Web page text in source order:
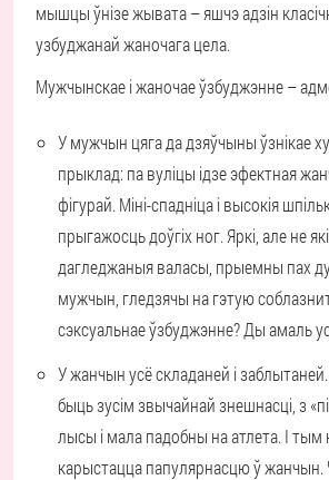
мышцы ўнізе жывата – яшчэ адзін
узбуджанай жаночага цела.
Мужчынскае і жаночае ўзбуджэнне –
У мужчын цяга да дзяўчыны ўзнікае
прыклад: па вуліцы ідзе эфектная
фігурай. Міні-спадніца і высокія
прыгажосць доўгіх ног. Яркі, але не
дагледжаныя валасы, прыемны пах
мужчын, гледзячы на гэтую
сэксуальнае ўзбуджэнне? Ды амаль
У жанчын усё складаней і
быць зусім звычайнай знешнасці, з
лысы і мала падобны на атлета. І
карыстацца папулярнасцю ў